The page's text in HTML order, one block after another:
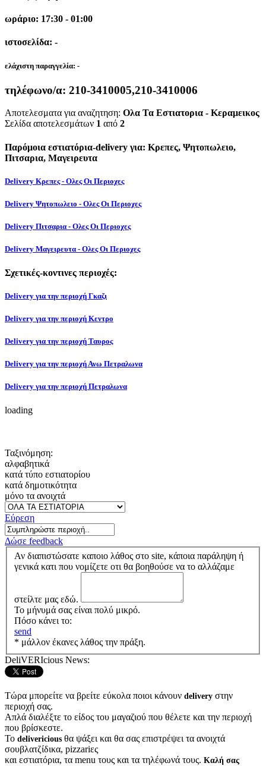
ωράριο: 17:30 - 01:00
ιστοσελίδα: -
ελάχιστη παραγγελία: -
τηλέφωνο/α: 210-3410005,210-3410006
Αποτελεσματα για αναζητηση: Ολα Τα Εστιατορια - Κεραμεικος
Σελίδα αποτελεσμάτων 1 από 2
Παρόμοια εστιατόρια-delivery για: Κρεπες, Ψητοπωλειο,
Πιτσαρια, Μαγειρευτα
Delivery Κρεπες - Ολες Οι Περιοχες
Delivery Ψητοπωλειο - Ολες Οι Περιοχες
Delivery Πιτσαρια - Ολες Οι Περιοχες
Delivery Μαγειρευτα - Ολες Οι Περιοχες
Σχετικές-κοντινες περιοχές:
Delivery για την περιοχή Γκαζι
Delivery για την περιοχή Κεντρο
Delivery για την περιοχή Ταυρος
Delivery για την περιοχή Ανω Πετραλωνα
Delivery για την περιοχή Πετραλωνα
loading
Ταξινόμηση:
αλφαβητικά
κατά τύπο εστιατορίου
κατά δημοτικότητα
μόνο τα ανοιχτά
Εύρεση
Δώσε feedback
Αν διαπιστώσατε καποιο λάθος στο site, κάποια παράληψη ή
γενικά κατι που νομίζετε οτι θα βοηθούσε να το αλλάζαμε
στείλτε μας εδώ.
Το μήνυμά σας είναι πολύ μικρό.
Πόσο κάνει το:
send
* μάλλον έκανες λάθος την πράξη.
DeliVERIcious News:
Τώρα μπορείτε να βρείτε εύκολα ποιοι κάνουν delivery στην
περιοχή σας.
Απλά διαλέξτε το είδος του μαγαζιού που θέλετε και την περιοχή
που βρίσκεστε.
Το delivericious θα ψάξει και θα σας επιστρέψει τα ανοιχτά
σουβλατζίδικα, pizzariες
και εστιατόρια, τα menu τους και τα τηλέφωνά τους. Καλή σας